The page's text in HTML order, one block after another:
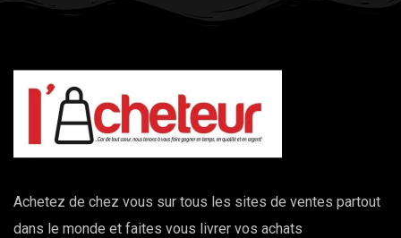
Achetez de chez vous sur tous les sites de ventes partout
dans le monde et faites vous livrer vos achats